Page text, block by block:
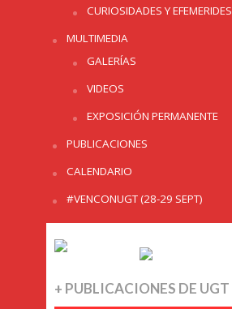
CURIOSIDADES Y EFEMERIDES
MULTIMEDIA
GALERÍAS
VIDEOS
EXPOSICIÓN PERMANENTE
PUBLICACIONES
CALENDARIO
#VENCONUGT (28-29 SEPT)
+ PUBLICACIONES DE UGT